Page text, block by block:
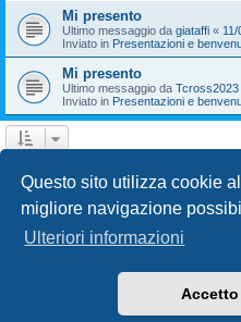
Questo sito utilizza cookie
migliore navigazione
Ulteriori informazioni
Accetto
Mi presento
Ultimo messaggio da giataffi «
Inviato in Presentazioni e
Mi presento
Ultimo messaggio da Tcross2023
Inviato in Presentazioni e
phpBB®